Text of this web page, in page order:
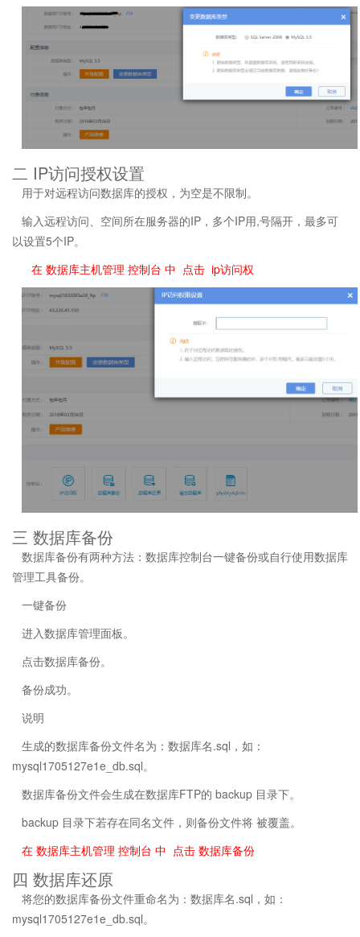
二 IP访问授权设置
用于对远程访问数据库的授权，为空是不限制。
输入远程访问、空间所在服务器的IP，多个IP用,号隔开，最多可
以设置5个IP。
在 数据库主机管理 控制台 中 点击 ip访问权
三 数据库备份
数据库备份有两种方法：数据库控制台一键备份或自行使用数据库
管理工具备份。
一键备份
进入数据库管理面板。
点击数据库备份。
备份成功。
说明
生成的数据库备份文件名为：数据库名.sql，如：
mysql1705127e1e_db.sql。
数据库备份文件会生成在数据库FTP的 backup 目录下。
backup 目录下若存在同名文件，则备份文件将 被覆盖。
在 数据库主机管理 控制台 中 点击 数据库备份
四 数据库还原
将您的数据库备份文件重命名为：数据库名.sql，如：
mysql1705127e1e_db.sql。